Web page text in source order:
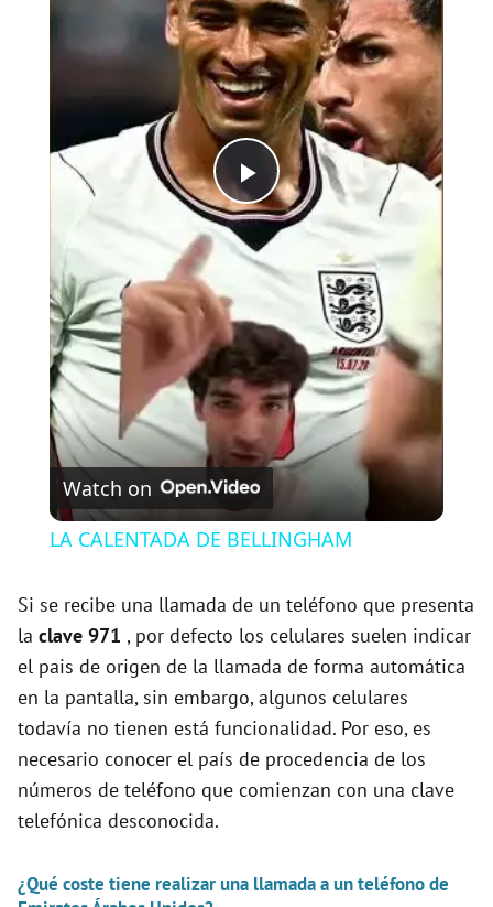
P
l
a
y
V
i
d
e
o
Watch on
LA CALENTADA DE BELLINGHAM
Si se recibe una llamada de un teléfono que presenta
la clave 971 , por defecto los celulares suelen indicar
el pais de origen de la llamada de forma automática
en la pantalla, sin embargo, algunos celulares
todavía no tienen está funcionalidad. Por eso, es
necesario conocer el país de procedencia de los
números de teléfono que comienzan con una clave
telefónica desconocida.
¿Qué coste tiene realizar una llamada a un teléfono de